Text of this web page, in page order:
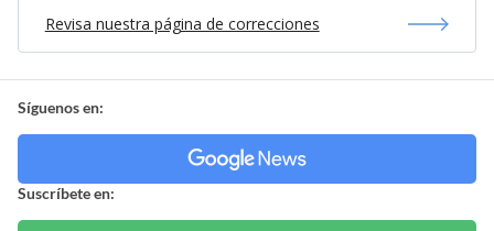
Revisa nuestra página de correcciones
Síguenos en:
Suscríbete en: